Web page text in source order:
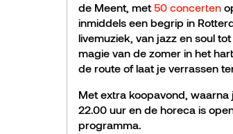
de Meent, met50 concerten
inmiddels een begrip in
livemuziek, van jazz en soul
magie van de zomer in het
de route of laat je verrassen
Met extra koopavond,
22.00 uur en de horeca is
programma.